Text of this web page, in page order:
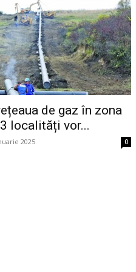
de gaz în zona
localități vor...
2025 0